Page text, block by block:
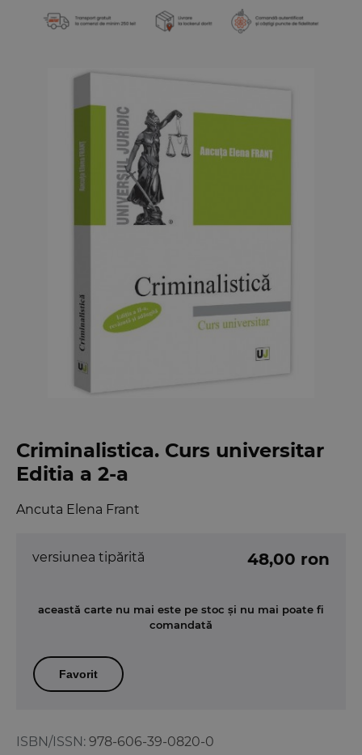
Criminalistica. Curs universitar
Editia a 2-a
Ancuta Elena Frant
ISBN/ISSN: 978-606-39-0820-0
versiunea tipărită 48,00 ron
această carte nu mai este pe stoc și nu mai poate fi
comandată
Favorit